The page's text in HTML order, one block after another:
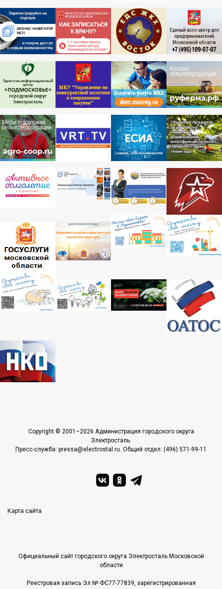
Copyright © 2001–2026 Администрация городского округа
Электросталь.
Пресс-служба: pressa@electrostal.ru. Общий отдел: (496) 571-99-11
Карта сайта
Официальный сайт городского округа Электросталь Московской
области
Реестровая запись Эл № ФС77-77839, зарегистрированная